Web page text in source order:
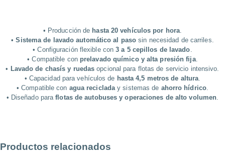
• Producción de hasta 20 vehículos por hora
•Sistema de lavado automático al paso sin necesidad de carriles.
• Configuración flexible con3 a 5 cepillos de lavado
• Compatible con prelavado químico y alta presión fija.
• Lavado de chasís y ruedas opcional para flotas de servicio intensivo.
• Capacidad para vehículos de hasta 4,5 metros de altura
• Compatible con agua reciclada y sistemas de ahorro hídrico.
• Diseñado paraflotas de autobuses y operaciones de alto volumen
Productos relacionados